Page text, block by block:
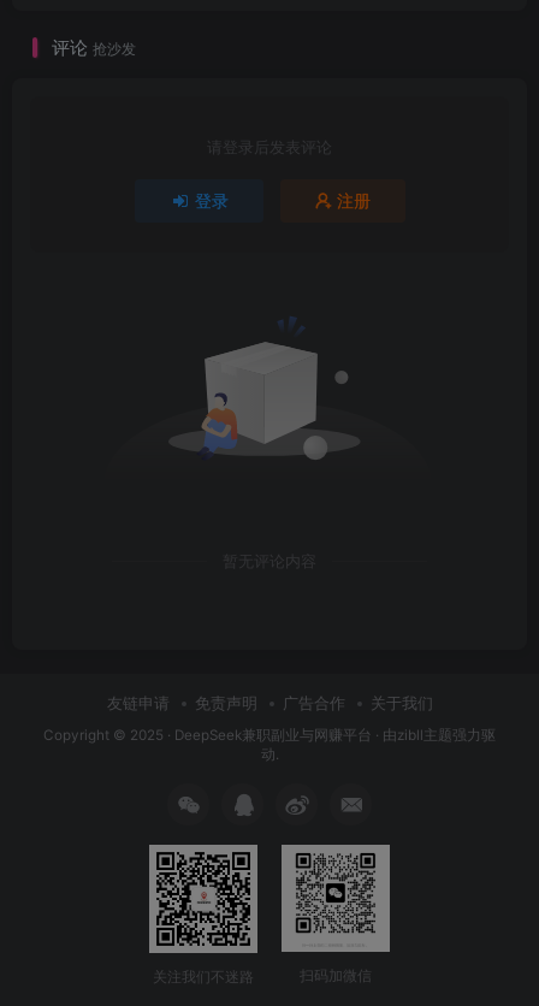
评论 抢沙发
请登录后发表评论
登录 注册
暂无评论内容
友链申请 免责声明 广告合作 关于我们
Copyright © 2025 · DeepSeek兼职副业与网赚平台 · 由zibll主题强力驱
动.
关注我们不迷路 扫码加微信